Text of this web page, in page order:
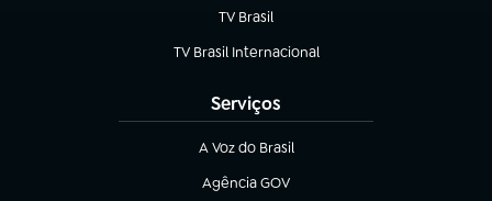
TV Brasil
(abre em nova aba)
TV Brasil Internacional
(abre em nova aba)
Serviços
A Voz do Brasil
(abre em nova aba)
Agência GOV
(abre em nova aba)